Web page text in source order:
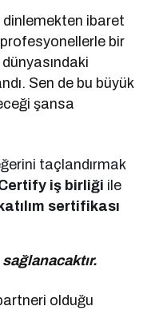
dinlemekten ibaret
bir
Sen de bu büyük
şansa
taçlandırmak
iş birliği ile
sertifikası
olduğu